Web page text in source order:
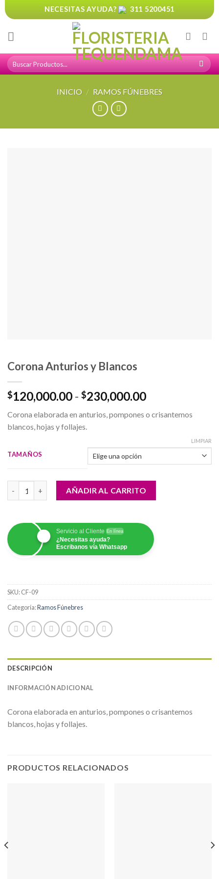
to
content
NECESITAS AYUDA? 311 5200451
Buscar
por:
INICIO / RAMOS FÚNEBRES
Corona Anturios y Blancos
$120,000.00 - $230,000.00Rango
precios:
$120,000.00
$230,000.00
Corona elaborada en anturios, pompones o crisantemos
blancos, hojas y follajes.
TAMAÑOS
LIMPIAR
Corona Anturios y Blancos cantidad
AÑADIR AL CARRITO
Servicio al Cliente En línea
¿Necesitas ayuda?
Escribanos vía Whatsapp
SKU:CF-09
Categoría:Ramos Fúnebres
DESCRIPCIÓN
INFORMACIÓN ADICIONAL
Corona elaborada en anturios, pompones o crisantemos
blancos, hojas y follajes.
PRODUCTOS RELACIONADOS